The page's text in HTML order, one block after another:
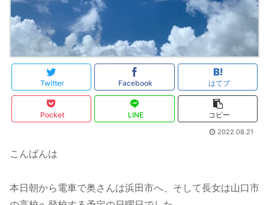
Twitter Facebook はてブ
Pocket LINE コピー
2022.08.21
こんばんは
本日朝から電車で奥さんは浜田市へ、そして長女は山口市